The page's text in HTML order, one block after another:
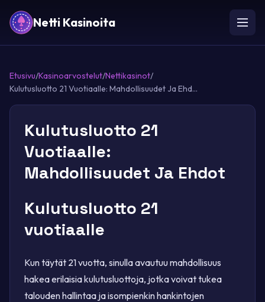
Netti Kasinoita
Etusivu/Kasinoarvostelut/Nettikasinot/
Kulutusluotto 21 Vuotiaalle: Mahdollisuudet Ja Ehd...
Kulutusluotto 21
Vuotiaalle:
Mahdollisuudet Ja Ehdot
Kulutusluotto 21
vuotiaalle
Kun täytät 21 vuotta, sinulla avautuu mahdollisuus
hakea erilaisia kulutusluottoja, jotka voivat tukea
talouden hallintaa ja isompienkin hankintojen